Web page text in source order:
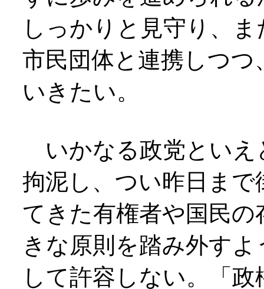
しっかりと見守り、
市民団体と連携しつ
いきたい。
いかなる政党といえ
拘泥し、つい昨日ま
てきた有権者や国民
きな原則を踏み外す
して許容しない。「